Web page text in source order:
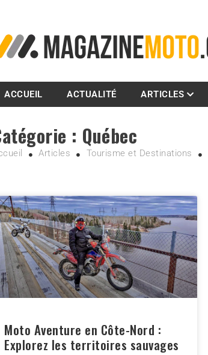
ACCUEIL ACTUALITÉ ARTICLES
: Québec
Articles Tourisme et Destinations
Moto Aventure en Côte-Nord :
Explorez les territoires sauvages